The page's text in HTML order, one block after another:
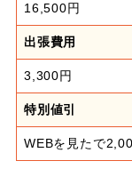
16,500円
出張費用
3,300円
特別値引
WEBを見たで